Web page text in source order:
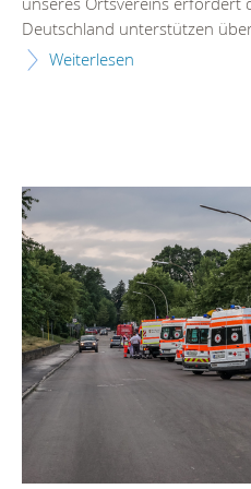
Deutschland unterstützen über
Weiterlesen